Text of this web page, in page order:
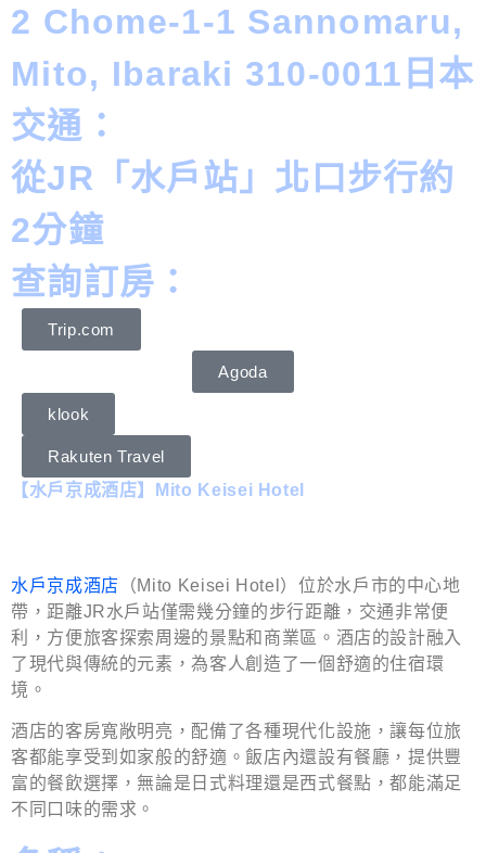
2 Chome-1-1 Sannomaru,
Mito, Ibaraki 310-0011日本
交通：
從JR「水戶站」北口步行約
2分鐘
查詢訂房：
Trip.com
Agoda
klook
Rakuten Travel
【水戶京成酒店】Mito Keisei Hotel
水戶京成酒店 （Mito Keisei Hotel）位於水戶市的中心地
帶，距離JR水戶站僅需幾分鐘的步行距離，交通非常便
利，方便旅客探索周邊的景點和商業區。酒店的設計融入
了現代與傳統的元素，為客人創造了一個舒適的住宿環
境。
酒店的客房寬敞明亮，配備了各種現代化設施，讓每位旅
客都能享受到如家般的舒適。飯店內還設有餐廳，提供豐
富的餐飲選擇，無論是日式料理還是西式餐點，都能滿足
不同口味的需求。